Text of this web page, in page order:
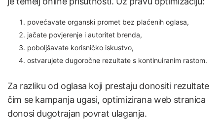
povećavate organski promet bez plaćenih oglasa,
jačate povjerenje i autoritet brenda,
poboljšavate korisničko iskustvo,
ostvarujete dugoročne rezultate s kontinuiranim rastom.
Za razliku od oglasa koji prestaju donositi rezultate
čim se kampanja ugasi, optimizirana web stranica
donosi dugotrajan povrat ulaganja.